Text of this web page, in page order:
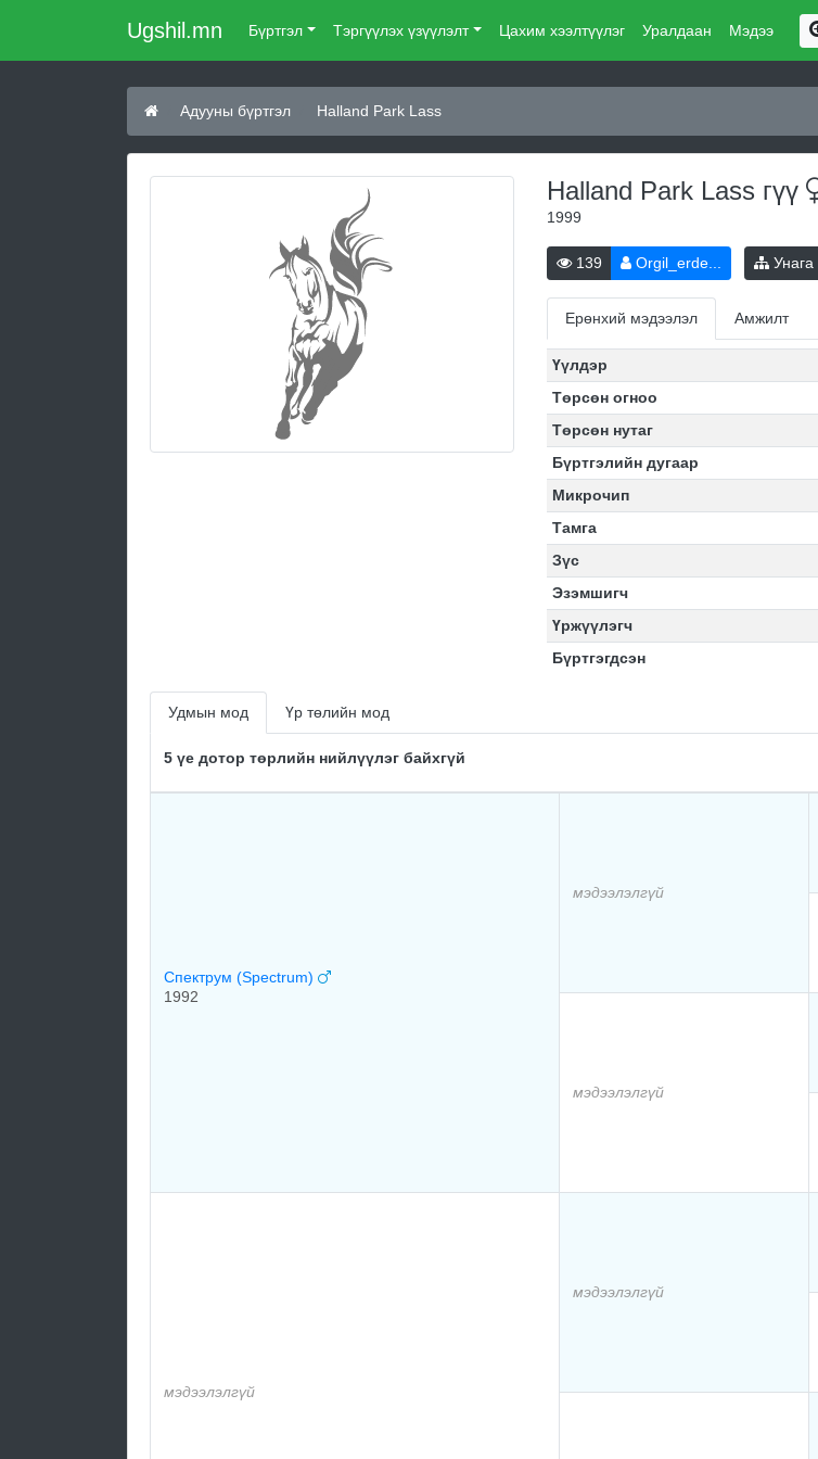
Ugshil.mn Бүртгэл Тэргүүлэх үзүүлэлт Цахим хээлтүүлэг Уралдаан Мэдээ
Адууны бүртгэл Halland Park Lass
Halland Park Lass гүү
1999
139 Orgil_erde... Унага
Ерөнхий мэдээлэл Амжилт
Үүлдэр
Төрсөн огноо
Төрсөн нутаг
Бүртгэлийн дугаар
Микрочип
Тамга
Зүс
Эзэмшигч
Үржүүлэгч
Бүртгэгдсэн
Удмын мод Үр төлийн мод
5 үе дотор төрлийн нийлүүлэг байхгүй
Спeктрум (Spectrum)
1992
мэдээлэлгүй
мэдээлэлгүй
мэдээлэлгүй
мэдээлэлгүй